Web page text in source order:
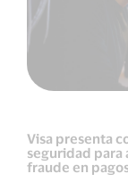
Visa presenta
seguridad
fraude en